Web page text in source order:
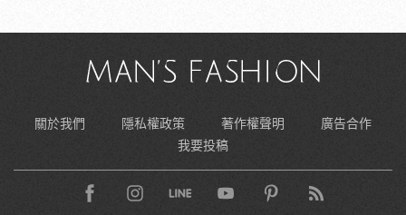
關於我們 隱私權政策 著作權聲明
廣告合作
我要投稿